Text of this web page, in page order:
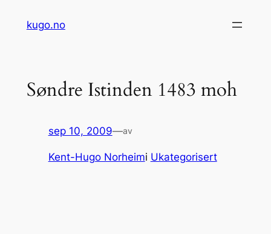
kugo.no
Søndre Istinden 1483 moh
sep 10, 2009—av
Kent-Hugo Norheimi Ukategorisert